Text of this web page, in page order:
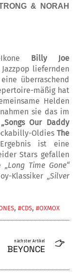
& NORAH
Ikone
Billy Joe
liefernden
überraschend
mäßig hat
Hel­den
sie das im
„Songs Our Daddy
Oldies The
ist eine
Stars gefallen
„Long Time Gone“
Klassiker „Silver
,#CDS,#OXMOX
nächster Artikel
BEYONCE